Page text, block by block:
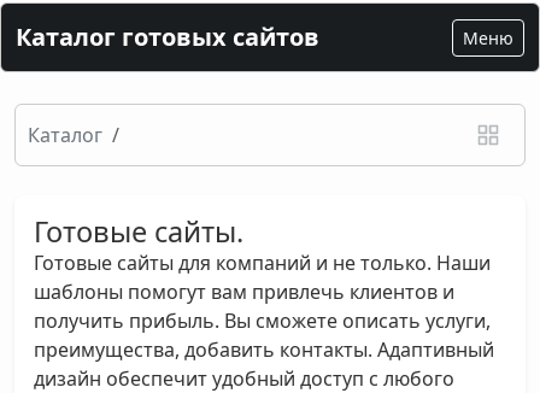
Каталог готовых сайтов Меню
Каталог
Готовые сайты.
Готовые сайты для компаний и не только. Наши
шаблоны помогут вам привлечь клиентов и
получить прибыль. Вы сможете описать услуги,
преимущества, добавить контакты. Адаптивный
дизайн обеспечит удобный доступ с любого